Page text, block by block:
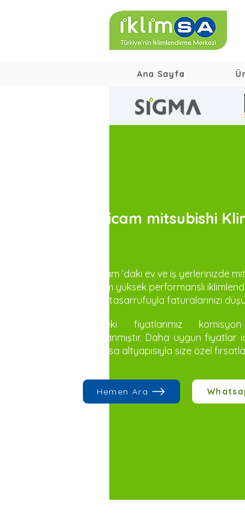
Ana Sayfa
Saricam mitsubishi
Saricam ’daki ev ve iş yerlerinizde
ile hem yüksek performanslı
enerji tasarrufuyla faturalarınızı
Sitedeki fiyatlarımız
ayarlanmıştır. Daha uygun fiyatlar
Teknosa altyapısıyla size özel
Hemen Ara